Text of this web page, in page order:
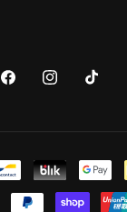
FacebookInstagramTikTok